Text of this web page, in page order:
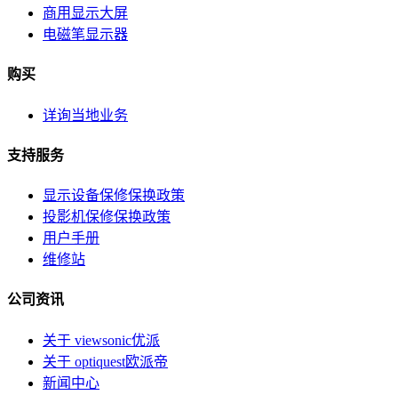
商用显示大屏
电磁笔显示器
购买
详询当地业务
支持服务
显示设备保修保换政策
投影机保修保换政策
用户手册
维修站
公司资讯
关于 viewsonic优派
关于 optiquest欧派帝
新闻中心